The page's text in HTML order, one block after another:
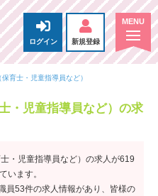
ログイン 新規登録
育士・児童指導員など）
・児童指導員など）の求
・児童指導員など）の求人が619
います。
員53件の求人情報があり、皆様の